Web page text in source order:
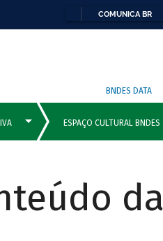
COMUNICA BR
BNDES DATA